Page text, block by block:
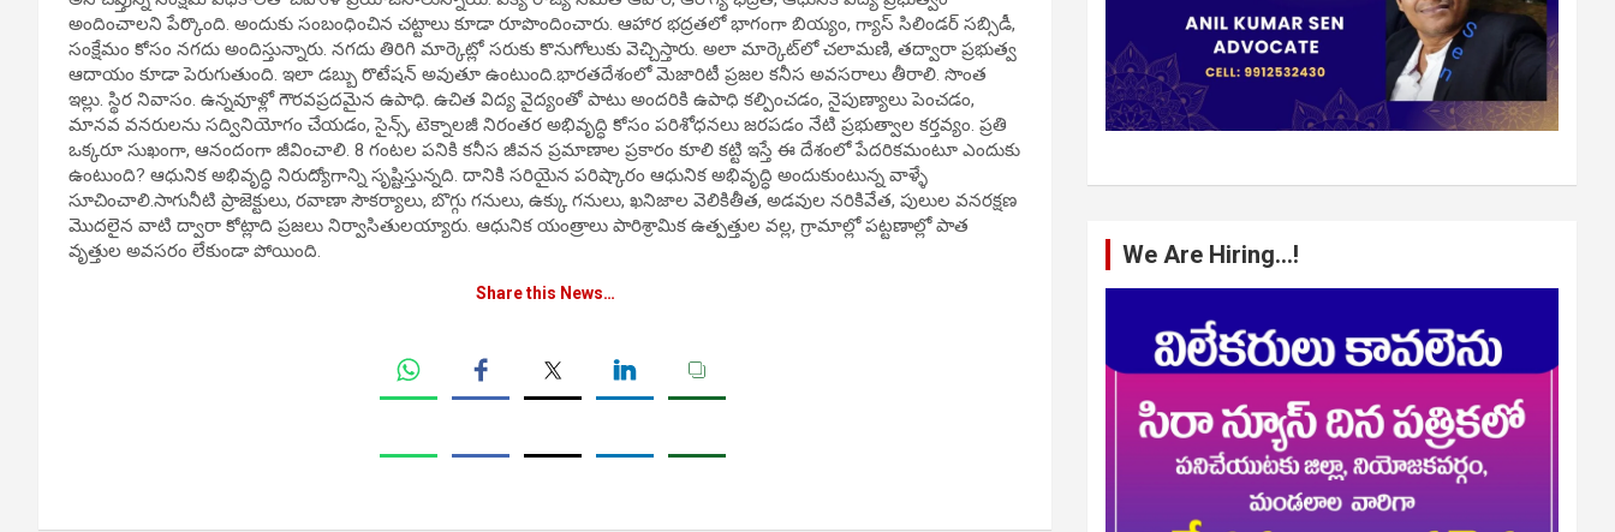
అందించాలని పేర్కొంది. అందుకు సంబంధించిన చట్టాలు కూడా రూపొందించారు. ఆహార భద్రతలో భాగంగా బియ్యం, గ్యాస్ సిలిండర్ సబ్సిడీ,
సంక్షేమం కోసం నగదు అందిస్తున్నారు. నగదు తిరిగి మార్కెట్లో సరుకు కొనుగోలుకు వెచ్చిస్తారు. అలా మార్కెట్‌లో చలామణి, తద్వారా ప్రభుత్వ
ఆదాయం కూడా పెరుగుతుంది. ఇలా డబ్బు రొటేషన్ అవుతూ ఉంటుంది.భారతదేశంలో మెజారిటీ ప్రజల కనీస అవసరాలు తీరాలి. సొంత
ఇల్లు. స్థిర నివాసం. ఉన్నవూళ్లో గౌరవప్రదమైన ఉపాధి. ఉచిత విద్య వైద్యంతో పాటు అందరికి ఉపాధి కల్పించడం, నైపుణ్యాలు పెంచడం,
మానవ వనరులను సద్వినియోగం చేయడం, సైన్స్, టెక్నాలజీ నిరంతర అభివృద్ధి కోసం పరిశోధనలు జరపడం నేటి ప్రభుత్వాల కర్తవ్యం. ప్రతి
ఒక్కరూ సుఖంగా, ఆనందంగా జీవించాలి. 8 గంటల పనికి కనీస జీవన ప్రమాణాల ప్రకారం కూలి కట్టి ఇస్తే ఈ దేశంలో పేదరికమంటూ ఎందుకు
ఉంటుంది? ఆధునిక అభివృద్ధి నిరుద్యోగాన్ని సృష్టిస్తున్నది. దానికి సరియైన పరిష్కారం ఆధునిక అభివృద్ధి అందుకుంటున్న వాళ్ళే
సూచించాలి.సాగునీటి ప్రాజెక్టులు, రవాణా సౌకర్యాలు, బొగ్గు గనులు, ఉక్కు గనులు, ఖనిజాల వెలికితీత, అడవుల నరికివేత, పులుల వనరక్షణ
మొదలైన వాటి ద్వారా కోట్లాది ప్రజలు నిర్వాసితులయ్యారు. ఆధునిక యంత్రాలు పారిశ్రామిక ఉత్పత్తుల వల్ల, గ్రామాల్లో పట్టణాల్లో పాత
వృత్తుల అవసరం లేకుండా పోయింది.
Share this News…
We Are Hiring…!